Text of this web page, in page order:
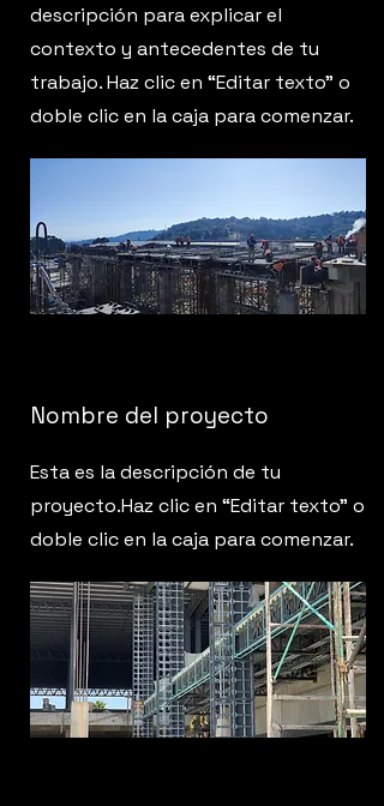
descripción para explicar el
contexto y antecedentes de tu
trabajo. Haz clic en “Editar texto” o
doble clic en la caja para comenzar.
Nombre del proyecto
Esta es la descripción de tu
proyecto.Haz clic en “Editar texto” o
doble clic en la caja para comenzar.